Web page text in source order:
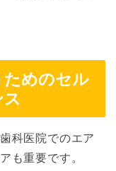
めのセル
科医院でのエア
も重要です。